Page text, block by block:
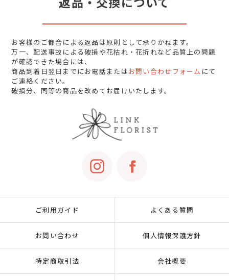
お客様のご都合による返品は原則として承りかねます。
万一、配送事故による破損や花枯れ・花折れなど品質上の問題
が確認できた場合には、
商品到着日翌日までにお電話またはお問い合わせフォーム にて
ご連絡ください。
破損分、同等の商品を改めてお届けいたします。
ご利用ガイド よくある質問
お問い合わせ 個人情報保護方針
特定商取引法 会社概要